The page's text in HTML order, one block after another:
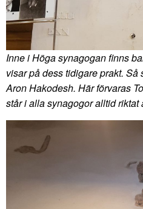
Inne i Höga synagogan finns
visar på dess tidigare prakt.
Aron Hakodesh. Här förvaras
står i alla synagogor alltid riktat